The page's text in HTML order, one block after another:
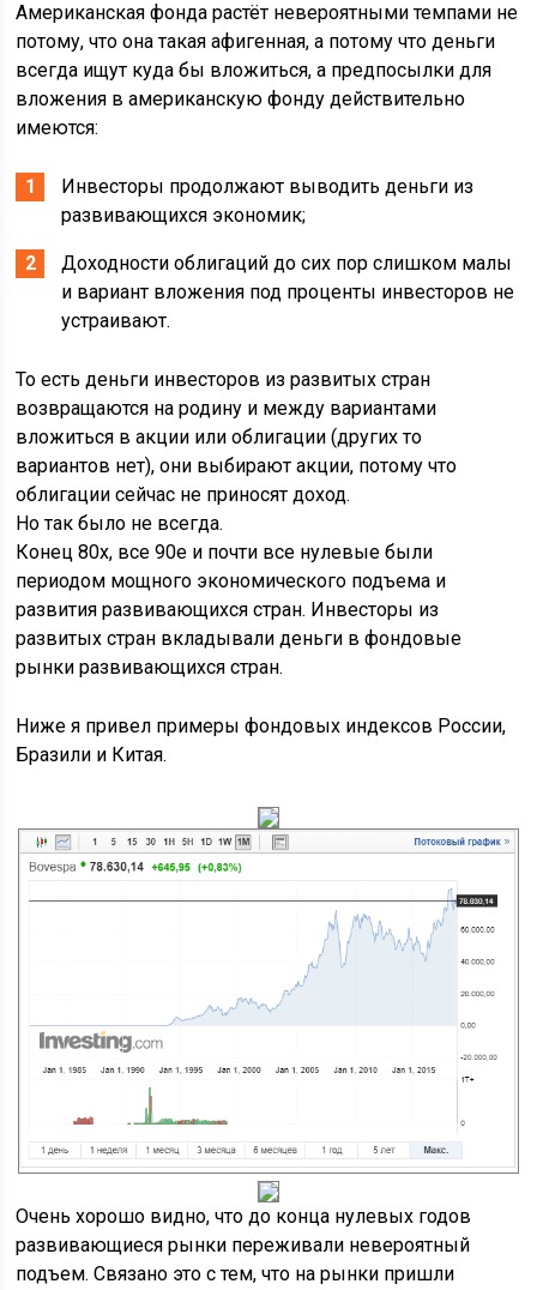
Американская фонда растёт невероятными темпами не
потому, что она такая афигенная, а потому что деньги
всегда ищут куда бы вложиться, а предпосылки для
вложения в американскую фонду действительно
имеются:
Инвесторы продолжают выводить деньги из
развивающихся экономик;
Доходности облигаций до сих пор слишком малы
и вариант вложения под проценты инвесторов не
устраивают.
То есть деньги инвесторов из развитых стран
возвращаются на родину и между вариантами
вложиться в акции или облигации (других то
вариантов нет), они выбирают акции, потому что
облигации сейчас не приносят доход.
Но так было не всегда.
Конец 80х, все 90е и почти все нулевые были
периодом мощного экономического подъема и
развития развивающихся стран. Инвесторы из
развитых стран вкладывали деньги в фондовые
рынки развивающихся стран.
Ниже я привел примеры фондовых индексов России,
Бразили и Китая.
Очень хорошо видно, что до конца нулевых годов
развивающиеся рынки переживали невероятный
подъем. Связано это с тем, что на рынки пришли